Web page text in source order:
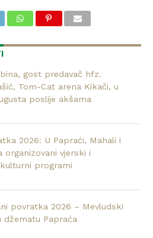
gost predavač hfz.
Tom-Cat arena Kikači, u
poslije akšama
2026: U Papraći, Mahali i
organizovani vjerski i
programi
povratka 2026 – Mevludski
džematu Papraća